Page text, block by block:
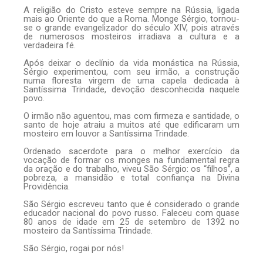
A religião do Cristo esteve sempre na Rússia, ligada
mais ao Oriente do que a Roma. Monge Sérgio, tornou-
se o grande evangelizador do século XIV, pois através
de numerosos mosteiros irradiava a cultura e a
verdadeira fé.
Após deixar o declínio da vida monástica na Rússia,
Sérgio experimentou, com seu irmão, a construção
numa floresta virgem de uma capela dedicada à
Santíssima Trindade, devoção desconhecida naquele
povo.
O irmão não aguentou, mas com firmeza e santidade, o
santo de hoje atraiu a muitos até que edificaram um
mosteiro em louvor a Santíssima Trindade.
Ordenado sacerdote para o melhor exercício da
vocação de formar os monges na fundamental regra
da oração e do trabalho, viveu São Sérgio: os “filhos”, a
pobreza, a mansidão e total confiança na Divina
Providência.
São Sérgio escreveu tanto que é considerado o grande
educador nacional do povo russo. Faleceu com quase
80 anos de idade em 25 de setembro de 1392 no
mosteiro da Santíssima Trindade.
São Sérgio, rogai por nós!